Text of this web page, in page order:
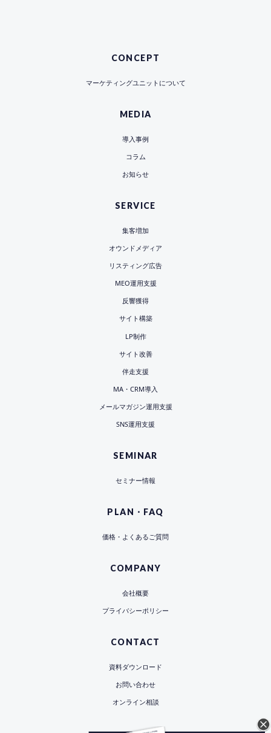
CONCEPT
マーケティングユニットについて
MEDIA
導入事例
コラム
お知らせ
SERVICE
集客増加
オウンドメディア
リスティング広告
MEO運用支援
反響獲得
サイト構築
LP制作
サイト改善
伴走支援
MA・CRM導入
メールマガジン運用支援
SNS運用支援
SEMINAR
セミナー情報
PLAN・FAQ
価格・よくあるご質問
COMPANY
会社概要
プライバシーポリシー
CONTACT
資料ダウンロード
お問い合わせ
オンライン相談